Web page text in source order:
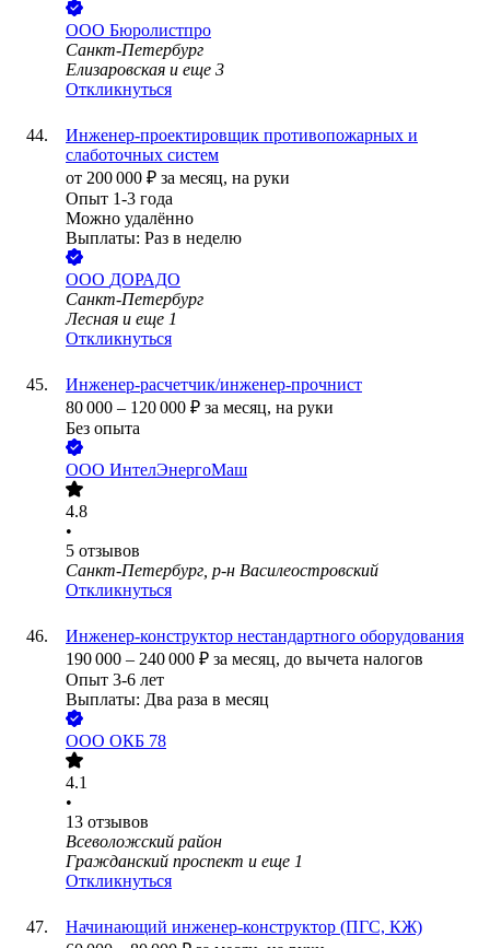
ООО Бюролистпро
Санкт-Петербург
Елизаровская и еще 3
Откликнуться
Инженер-проектировщик противопожарных и
слаботочных систем
от 200 000 ₽ за месяц, на руки
Опыт 1-3 года
Можно удалённо
Выплаты: Раз в неделю
ООО ДОРАДО
Санкт-Петербург
Лесная и еще 1
Откликнуться
Инженер-расчетчик/инженер-прочнист
80 000 – 120 000 ₽ за месяц, на руки
Без опыта
ООО ИнтелЭнергоМаш
4.8
•
5 отзывов
Санкт-Петербург, р-н Василеостровский
Откликнуться
Инженер-конструктор нестандартного оборудования
190 000 – 240 000 ₽ за месяц, до вычета налогов
Опыт 3-6 лет
Выплаты: Два раза в месяц
ООО ОКБ 78
4.1
•
13 отзывов
Всеволожский район
Гражданский проспект и еще 1
Откликнуться
Начинающий инженер-конструктор (ПГС, КЖ)